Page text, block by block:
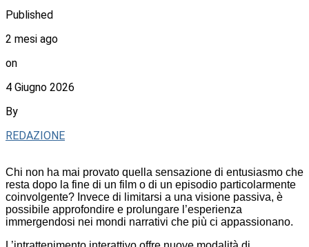
Published
2 mesi ago
on
4 Giugno 2026
By
REDAZIONE
Chi non ha mai provato quella sensazione di entusiasmo che
resta dopo la fine di un film o di un episodio particolarmente
coinvolgente? Invece di limitarsi a una visione passiva, è
possibile approfondire e prolungare l’esperienza
immergendosi nei mondi narrativi che più ci appassionano.